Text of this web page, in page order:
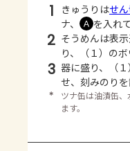
1 きゅうりはせ
ナ、
Ａ を入れ
2 そうめんは表
り、（１）の
3 器に盛り、（
せ、刻みのりを
＊
ツナ缶は油漬缶
ます。